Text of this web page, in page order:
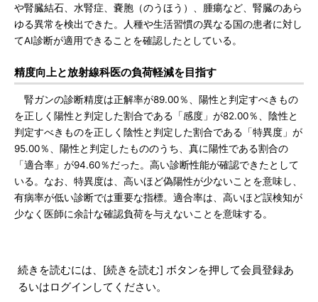
や腎臓結石、水腎症、嚢胞（のうほう）、腫瘍など、腎臓のあら
ゆる異常を検出できた。人種や生活習慣の異なる国の患者に対し
てAI診断が適用できることを確認したとしている。
精度向上と放射線科医の負荷軽減を目指す
腎ガンの診断精度は正解率が89.00％、陽性と判定すべきもの
を正しく陽性と判定した割合である「感度」が82.00％、陰性と
判定すべきものを正しく陰性と判定した割合である「特異度」が
95.00％、陽性と判定したもののうち、真に陽性である割合の
「適合率」が94.60％だった。高い診断性能が確認できたとして
いる。なお、特異度は、高いほど偽陽性が少ないことを意味し、
有病率が低い診断では重要な指標。適合率は、高いほど誤検知が
少なく医師に余計な確認負荷を与えないことを意味する。
続きを読むには、[続きを読む] ボタンを押して会員登録あ
るいはログインしてください。